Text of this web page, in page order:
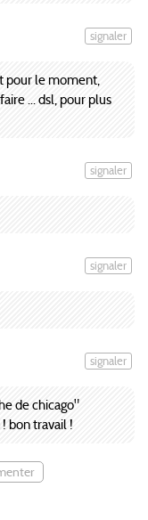
signaler
pour le moment,
... dsl, pour plus
signaler
signaler
signaler
de chicago"
bon travail !